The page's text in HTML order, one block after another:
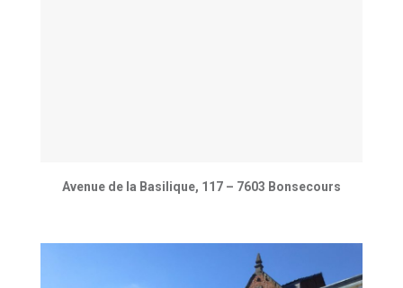
Avenue de la Basilique, 117 – 7603 Bonsecours